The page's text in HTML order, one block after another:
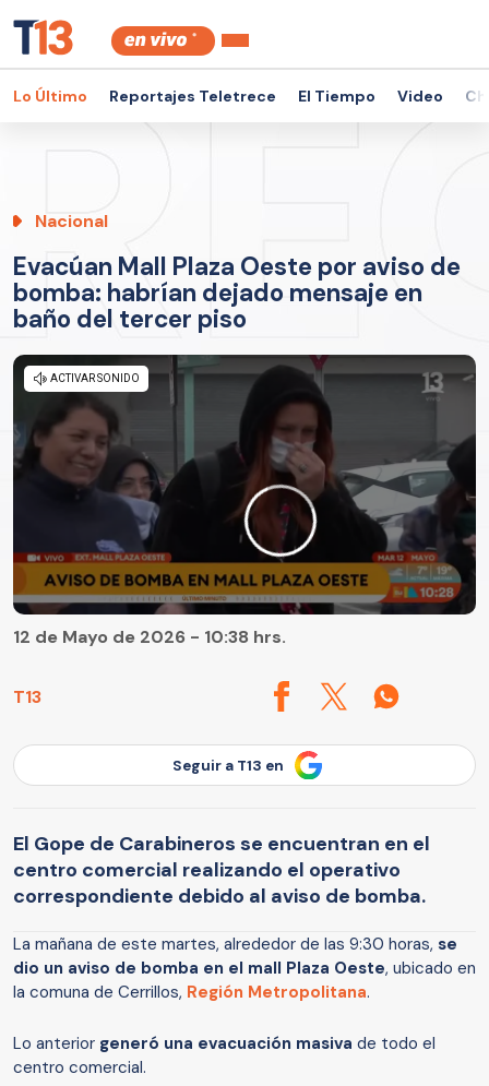
Lo Último Reportajes Teletrece El Tiempo Video
Nacional
Evacúan Mall Plaza Oeste por aviso de
bomba: habrían dejado mensaje en
baño del tercer piso
T13
12 de Mayo de 2026 - 10:38 hrs.
Seguir a T13 en
El Gope de Carabineros se encuentran en el
centro comercial realizando el operativo
correspondiente debido al aviso de bomba.
La mañana de este martes, alrededor de las 9:30 horas, se
dio un aviso de bomba en el mall Plaza Oeste, ubicado en
la comuna de Cerrillos, Región Metropolitana.
Lo anterior generó una evacuación masiva de todo el
centro comercial.